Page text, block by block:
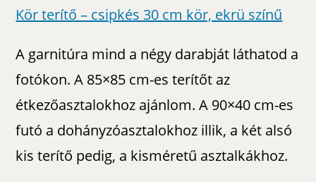
Kör terítő – csipkés 30 cm kör, ekrü színű
A garnitúra mind a négy darabját láthatod a
fotókon. A 85×85 cm-es terítőt az
étkezőasztalokhoz ajánlom. A 90×40 cm-es
futó a dohányzóasztalokhoz illik, a két alsó
kis terítő pedig, a kisméretű asztalkákhoz.